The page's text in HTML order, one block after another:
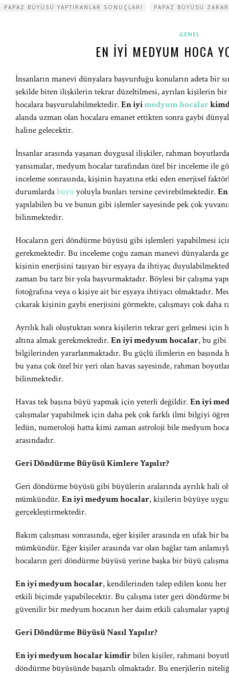
PAPAZ BÜYÜSÜ YAPTIRANLAR SONUÇLARI
PAPAZ BÜYÜSÜ
GENEL
EN İYI MEDYUM HOCA
İnsanların manevi dünyalara başvurduğu konuların adeta bir
şekilde biten ilişkilerin tekrar düzeltilmesi, ayrılan kişilerin
hocalara başvurulabilmektedir. En iyimedyum hocalar
alanda uzman olan hocalara emanet ettikten sonra gaybi
haline gelecektir.
İnsanlar arasında yaşanan duygusal ilişkiler, rahman
yansımalar, medyum hocalar tarafından özel bir inceleme ile
inceleme sonrasında, kişinin hayatına etki eden enerjisel
durumlardabüyü yoluyla bunları tersine çevirebilmektedir.
yapılabilen bu ve bunun gibi işlemler sayesinde pek çok
bilinmektedir.
Hocaların geri döndürme büyüsü gibi işlemleri yapabilmesi
gerekmektedir. Bu inceleme çoğu zaman manevi dünyalarda
kişinin enerjisini taşıyan bir eşyaya da ihtiyaç
zaman bu tarz bir yola başvurmaktadır. Böylesi bir çalışma
fotoğrafına veya o kişiye ait bir eşyaya ihtiyacı olmaktadır.
çıkarak kişinin gaybi enerjisini görmekte, çalışmayı çok daha
Ayrılık hali oluştuktan sonra kişilerin tekrar geri gelmesi için
altına almak gerekmektedir. En iyi medyum hocalar, bu
bilgilerinden yararlanmaktadır. Bu güçlü ilimlerin en başında
bu yana çok özel bir yeri olan havas sayesinde, rahman
bilinmektedir.
Havas tek başına büyü yapmak için yeterli değildir. En iyi
çalışmalar yapabilmek için daha pek çok farklı ilmi bilgiyi
ledün, numeroloji hatta kimi zaman astroloji bile medyum
arasındadır.
Geri Döndürme Büyüsü Kimlere Yapılır?
Geri döndürme büyüsü gibi büyülerin aralarında ayrılık hali
mümkündür. En iyi medyum hocalar, kişilerin büyüye
gerçekleştirmektedir.
Bakım çalışması sonrasında, eğer kişiler arasında en ufak bir
mümkündür. Eğer kişiler arasında var olan bağlar tam
hocaların geri döndürme büyüsü yerine başka bir büyü
En iyi medyum hocalar, kendilerinden talep edilen konu her
etkili biçimde yapabilecektir. Bu çalışma ister geri döndürme
güvenilir bir medyum hocanın her daim etkili çalışmalar
Geri Döndürme Büyüsü Nasıl Yapılır?
En iyi medyum hocalar kimdirbilen kişiler, rahmani
döndürme büyüsünde başarılı olmaktadır. Bu enerjilerin